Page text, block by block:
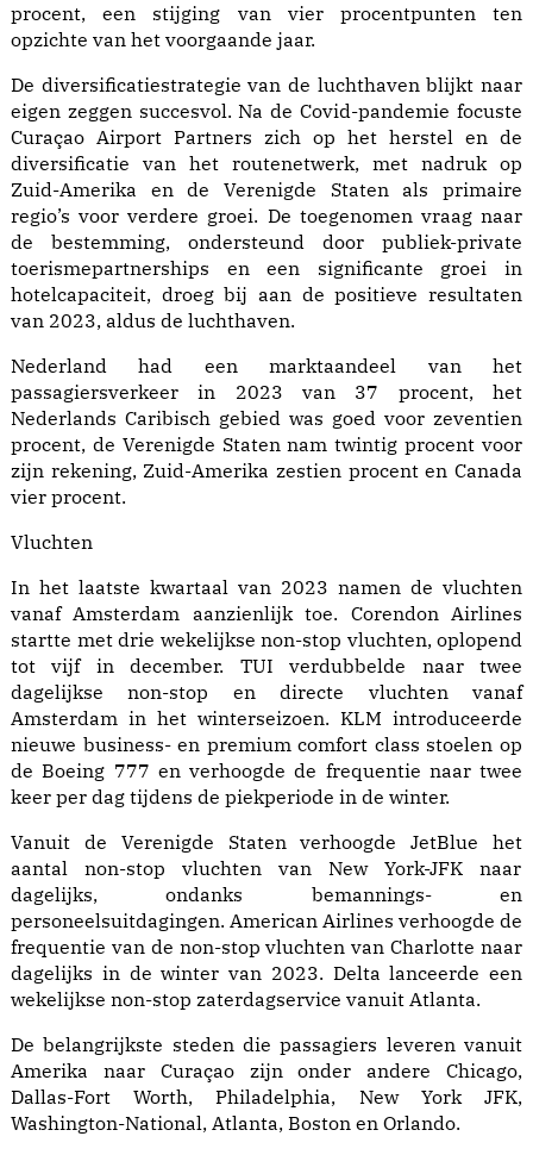
procent, een stijging van vier procentpunten ten
opzichte van het voorgaande jaar.
De diversificatiestrategie van de luchthaven blijkt naar
eigen zeggen succesvol. Na de Covid-pandemie focuste
Curaçao Airport Partners zich op het herstel en de
diversificatie van het routenetwerk, met nadruk op
Zuid-Amerika en de Verenigde Staten als primaire
regio’s voor verdere groei. De toegenomen vraag naar
de bestemming, ondersteund door publiek-private
toerismepartnerships en een significante groei in
hotelcapaciteit, droeg bij aan de positieve resultaten
van 2023, aldus de luchthaven.
Nederland had een marktaandeel van het
passagiersverkeer in 2023 van 37 procent, het
Nederlands Caribisch gebied was goed voor zeventien
procent, de Verenigde Staten nam twintig procent voor
zijn rekening, Zuid-Amerika zestien procent en Canada
vier procent.
Vluchten
In het laatste kwartaal van 2023 namen de vluchten
vanaf Amsterdam aanzienlijk toe. Corendon Airlines
startte met drie wekelijkse non-stop vluchten, oplopend
tot vijf in december. TUI verdubbelde naar twee
dagelijkse non-stop en directe vluchten vanaf
Amsterdam in het winterseizoen. KLM introduceerde
nieuwe business- en premium comfort class stoelen op
de Boeing 777 en verhoogde de frequentie naar twee
keer per dag tijdens de piekperiode in de winter.
Vanuit de Verenigde Staten verhoogde JetBlue het
aantal non-stop vluchten van New York-JFK naar
dagelijks, ondanks bemannings- en
personeelsuitdagingen. American Airlines verhoogde de
frequentie van de non-stop vluchten van Charlotte naar
dagelijks in de winter van 2023. Delta lanceerde een
wekelijkse non-stop zaterdagservice vanuit Atlanta.
De belangrijkste steden die passagiers leveren vanuit
Amerika naar Curaçao zijn onder andere Chicago,
Dallas-Fort Worth, Philadelphia, New York JFK,
Washington-National, Atlanta, Boston en Orlando.